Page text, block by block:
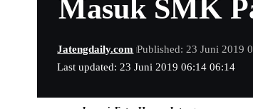
Masuk SMK
Last updated: 23 Juni 2019 06:14 06:14
Jatengdaily.com Published: 23 Juni 2019